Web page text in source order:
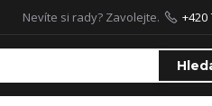
Nevíte si rady? Zavolejte. +420